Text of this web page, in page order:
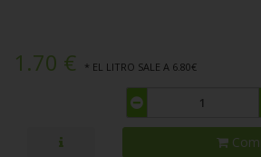
1.70 € * EL LITRO SALE A 6.80€